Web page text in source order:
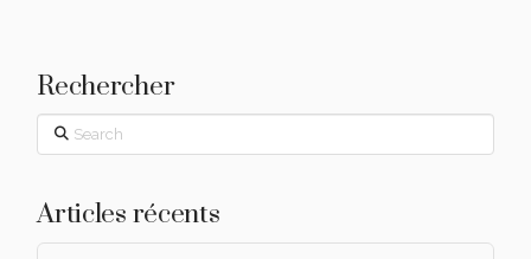
Rechercher
Search
Articles récents